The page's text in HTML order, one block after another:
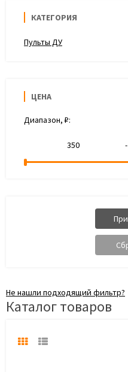
КАТЕГОРИЯ
Пульты ДУ
ЦЕНА
Диапазон, ₽:
-
Не нашли подходящий фильтр?
Каталог товаров